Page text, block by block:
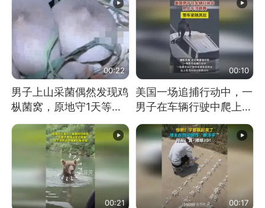
00:22
男子上山采菌偶然发现鸡
枞菌窝，原地守1天等它
长大：挖了140多朵
00:10
美国一场追捕行动中，一
男子在车辆行驶中爬上车
顶跳舞。（新京报）
00:21 00:17